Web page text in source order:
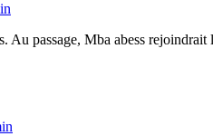
Au passage, Mba abess